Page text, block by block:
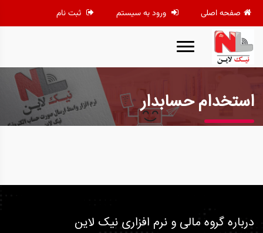
صفحه اصلی ورود به سیستم ثبت نام
استخدام حسابدار
درباره گروه مالی و نرم افزاری نیک لاین